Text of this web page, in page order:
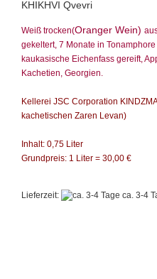
KHIKHVI Qvevri
Weiß trocken(Oranger Wein)
gekeltert, 7 Monate in
kaukasische Eichenfass gereift,
Kachetien, Georgien.
Kellerei JSC Corporation
kachetischen Zaren Levan)
Inhalt: 0,75 Liter
Grundpreis: 1 Liter = 30,00 €
Lieferzeit: ca. 3-4